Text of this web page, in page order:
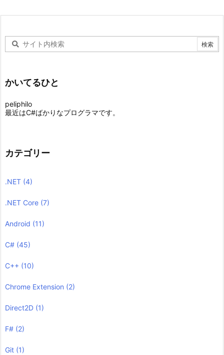
かいてるひと
peliphilo
最近はC#ばかりなプログラマです。
カテゴリー
.NET (4)
.NET Core (7)
Android (11)
C# (45)
C++ (10)
Chrome Extension (2)
Direct2D (1)
F# (2)
Git (1)